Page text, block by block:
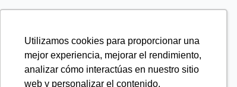
Utilizamos cookies para proporcionar una
mejor experiencia, mejorar el rendimiento,
analizar cómo interactúas en nuestro sitio
web y personalizar el contenido.